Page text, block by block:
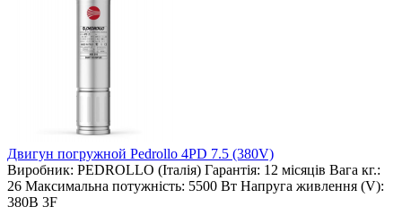
Двигун погружной Pedrollo 4PD 7.5 (380V)
Виробник: PEDROLLO (Італія) Гарантія: 12 місяців Вага кг.:
26 Максимальна потужність: 5500 Вт Напруга живлення (V):
380В 3F